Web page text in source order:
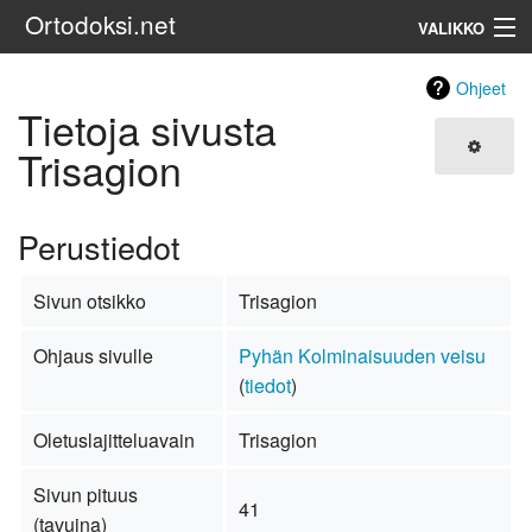
Ortodoksi.net VALIKKO
Haku
Ohjeet
Tietoja sivusta
Trisagion
Perustiedot
Sivun otsikko
Trisagion
Ohjaus sivulle
Pyhän Kolminaisuuden veisu
(tiedot)
Oletuslajitteluavain
Trisagion
Sivun pituus
(tavuina)
41